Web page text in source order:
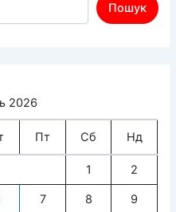
Пошук
2026
Пт Сб Нд
1 2
7 8 9